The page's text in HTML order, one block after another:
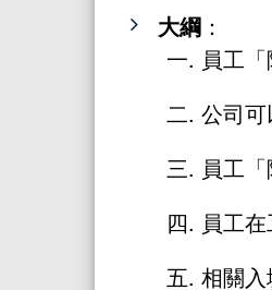
大綱：
員工
公司
員工
員工
相關